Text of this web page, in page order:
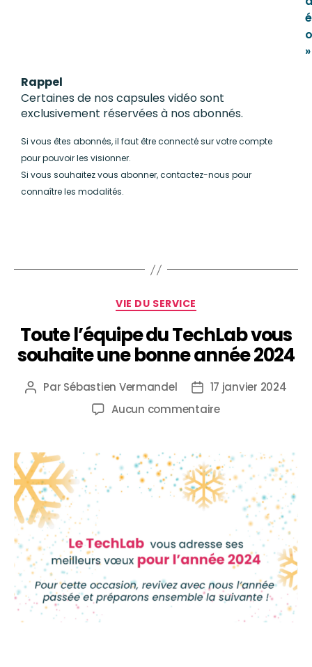
é
o
»
Rappel
Certaines de nos capsules vidéo sont
exclusivement réservées à nos abonnés.
Si vous êtes abonnés, il faut être connecté sur votre compte
pour pouvoir les visionner.
Si vous souhaitez vous abonner, contactez-nous pour
connaître les modalités.
VIE DU SERVICE
Toute l’équipe du TechLab vous
souhaite une bonne année 2024
Par Sébastien Vermandel
17 janvier 2024
Aucun commentaire